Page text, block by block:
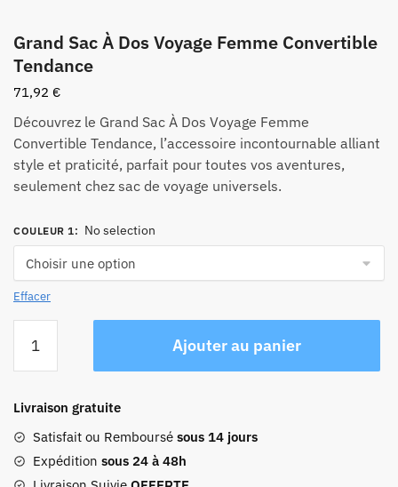
Grand Sac À Dos Voyage Femme Convertible
Tendance
71,92 €
Découvrez le Grand Sac À Dos Voyage Femme
Convertible Tendance, l’accessoire incontournable alliant
style et praticité, parfait pour toutes vos aventures,
seulement chez sac de voyage universels.
COULEUR 1: No selection
Effacer
Grand
À
Dos
Voyage
Femme
Ajouter au panier
Livraison gratuite
Satisfait ou Remboursé sous 14 jours
Expédition sous 24 à 48h